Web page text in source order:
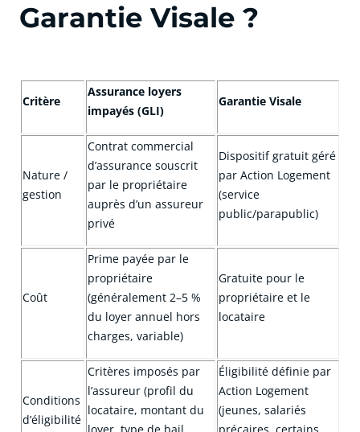
Garantie Visale ?
Critère
Assurance loyers
impayés (GLI)
Garantie Visale
Nature /
gestion
Contrat commercial
d’assurance souscrit
par le propriétaire
auprès d’un assureur
privé
Dispositif gratuit géré
par Action Logement
(service
public/parapublic)
Coût
Prime payée par le
propriétaire
(généralement 2–5 %
du loyer annuel hors
charges, variable)
Gratuite pour le
propriétaire et le
locataire
Conditions
d’éligibilité
Critères imposés par
l’assureur (profil du
locataire, montant du
Éligibilité définie par
Action Logement
(jeunes, salariés